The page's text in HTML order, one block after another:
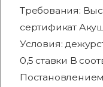
Требования:
сертификат
Условия:
0,5 ставки В